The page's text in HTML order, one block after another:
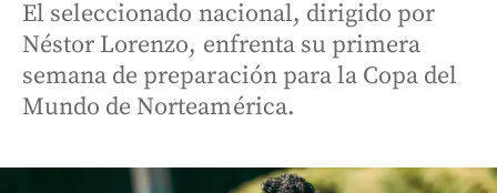
El seleccionado nacional, dirigido por
Néstor Lorenzo, enfrenta su primera
semana de preparación para la Copa del
Mundo de Norteamérica.